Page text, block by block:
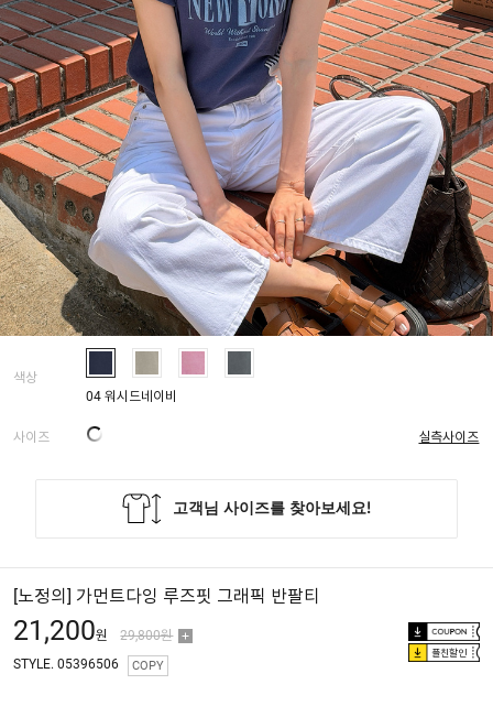
색상
04 워시드네이비
사이즈 실측사이즈
[노정의] 가먼트다잉 루즈핏 그래픽 반팔티
21,200원 29,800원
플친할인
STYLE. 05396506 COPY